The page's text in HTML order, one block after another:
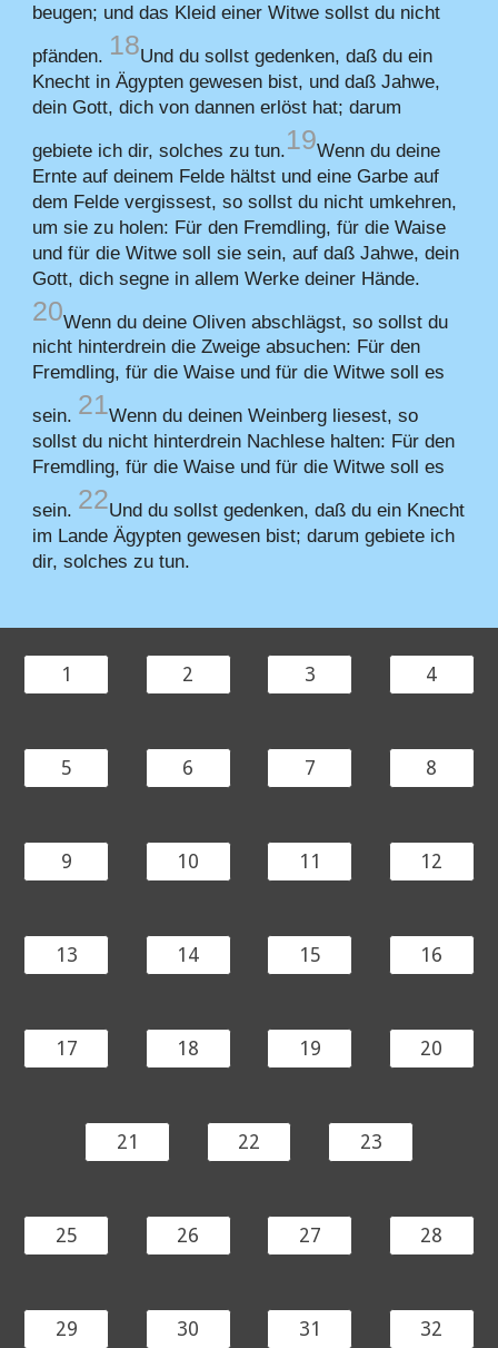
beugen; und das Kleid einer Witwe sollst du nicht
pfänden. 18Und du sollst gedenken, daß du ein
Knecht in Ägypten gewesen bist, und daß Jahwe,
dein Gott, dich von dannen erlöst hat; darum
gebiete ich dir, solches zu tun.19Wenn du deine
Ernte auf deinem Felde hältst und eine Garbe auf
dem Felde vergissest, so sollst du nicht umkehren,
um sie zu holen: Für den Fremdling, für die Waise
und für die Witwe soll sie sein, auf daß Jahwe, dein
Gott, dich segne in allem Werke deiner Hände.
20Wenn du deine Oliven abschlägst, so sollst du
nicht hinterdrein die Zweige absuchen: Für den
Fremdling, für die Waise und für die Witwe soll es
sein. 21Wenn du deinen Weinberg liesest, so
sollst du nicht hinterdrein Nachlese halten: Für den
Fremdling, für die Waise und für die Witwe soll es
sein. 22Und du sollst gedenken, daß du ein Knecht
im Lande Ägypten gewesen bist; darum gebiete ich
dir, solches zu tun.
1 2 3 4
5 6 7 8
9 10 11 12
13 14 15 16
17 18 19 20
21 22 23
25 26 27 28
29 30 31 32